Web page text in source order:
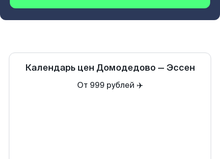
Календарь цен Домодедово — Эссен
От 999 рублей ✈️